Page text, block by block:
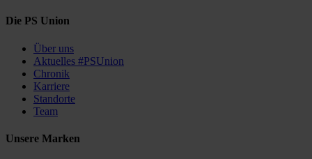
Die PS Union
Über uns
Aktuelles #PSUnion
Chronik
Karriere
Standorte
Team
Unsere Marken